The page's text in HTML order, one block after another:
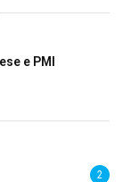
e PMI
2